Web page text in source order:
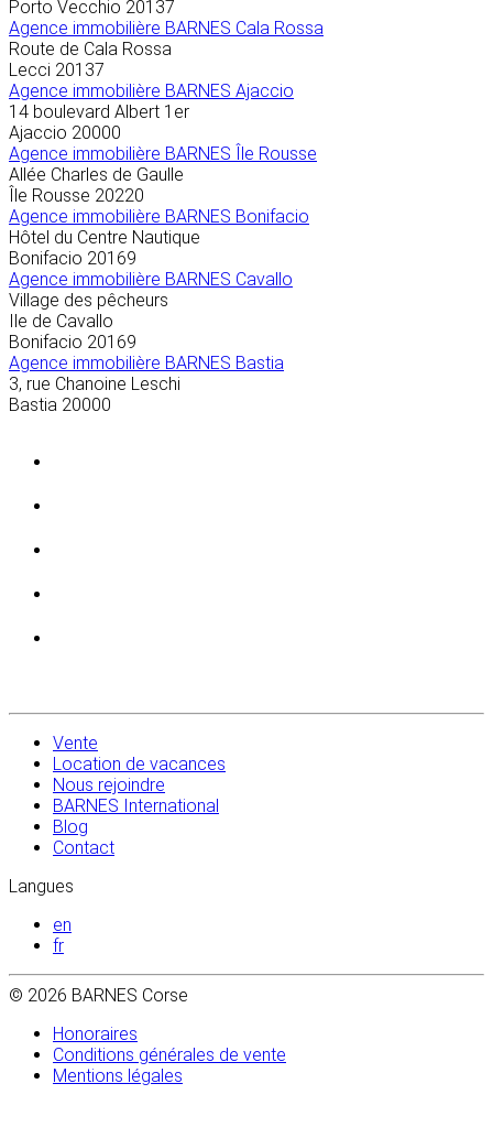
Porto Vecchio 20137
Agence immobilière BARNES Cala Rossa
Route de Cala Rossa
Lecci 20137
Agence immobilière BARNES Ajaccio
14 boulevard Albert 1er
Ajaccio 20000
Agence immobilière BARNES Île Rousse
Allée Charles de Gaulle
Île Rousse 20220
Agence immobilière BARNES Bonifacio
Hôtel du Centre Nautique
Bonifacio 20169
Agence immobilière BARNES Cavallo
Village des pêcheurs
Ile de Cavallo
Bonifacio 20169
Agence immobilière BARNES Bastia
3, rue Chanoine Leschi
Bastia 20000
Vente
Location de vacances
Nous rejoindre
BARNES International
Blog
Contact
Langues
en
fr
© 2026 BARNES Corse
Honoraires
Conditions générales de vente
Mentions légales